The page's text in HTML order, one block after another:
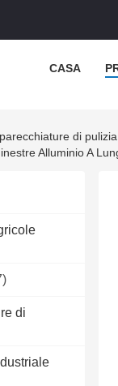
CASA
di pulizia
Alluminio A
di